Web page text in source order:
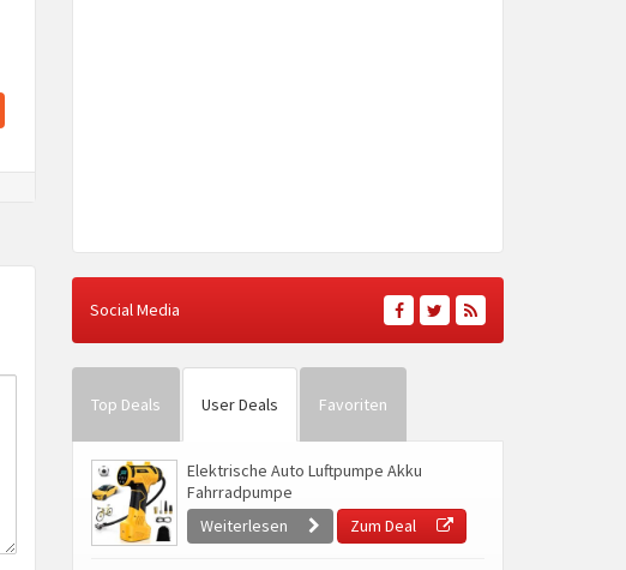
Social Media
Top Deals User Deals Favoriten
Elektrische Auto Luftpumpe Akku
Fahrradpumpe
Weiterlesen
Zum Deal